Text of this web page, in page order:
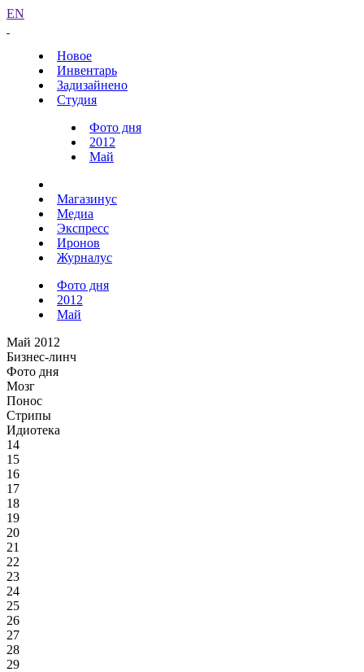
EN
Новое
Инвентарь
Задизайнено
Студия
Фото дня
2012
Май
Магазинус
Медиа
Экспресс
Иронов
Журналус
Фото дня
2012
Май
Май 2012
Бизнес-линч
Фото дня
Мозг
Понос
Стрипы
Идиотека
14
15
16
17
18
19
20
21
22
23
24
25
26
27
28
29